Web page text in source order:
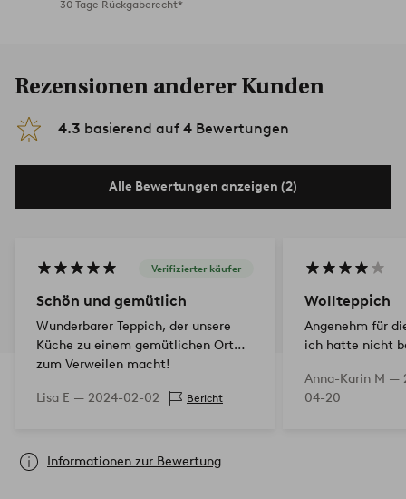
30 Tage Rückgaberecht*
Rezensionen anderer Kunden
4.3 basierend auf 4 Bewertungen
Alle Bewertungen anzeigen (2)
Verifizierter käufer
Schön und gemütlich
Wunderbarer Teppich, der unsere
Küche zu einem gemütlichen Ort
zum Verweilen macht!
Lisa E — 2024-02-02 Bericht
Wollteppich
Angenehm für
ich hatte nicht
Streifen, ein
weiter. Ich
Anna-Karin M —
04-20
Informationen zur Bewertung